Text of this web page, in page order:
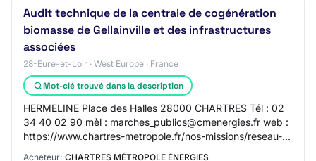
Audit technique de la centrale de cogénération
biomasse de Gellainville et des infrastructures
associées
28-Eure-et-Loir · West Europe · France
Mot-clé trouvé dans la description
HERMELINE Place des Halles 28000 CHARTRES Tél : 02
34 40 02 90 mèl : marches_publics@cmenergies.fr web :
https://www.chartres-metropole.fr/nos-missions/reseau-
sec-energie-et-numerique/chartres-metrop…
Acheteur: CHARTRES MÉTROPOLE ÉNERGIES